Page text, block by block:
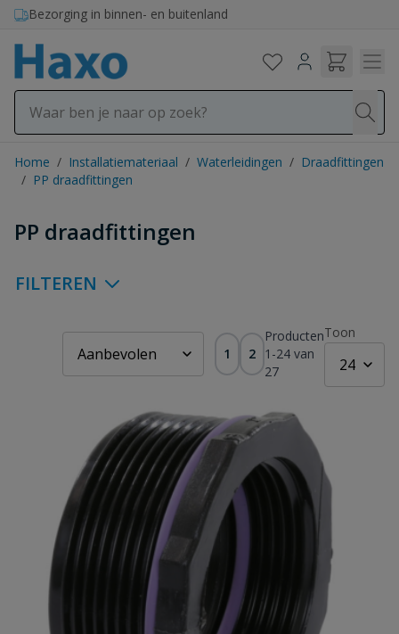
Ga naar de inhoud
Bezorging in binnen- en buitenland
Home / Installatiemateriaal / Waterleidingen / Draadfittingen
/ PP draadfittingen
PP draadfittingen
FILTEREN
Producten
1 -24 van
27
1 2
Toon